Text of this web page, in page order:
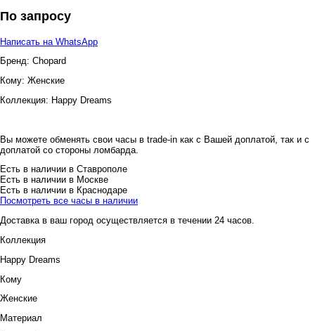
По запросу
Написать на WhatsApp
Бренд: Chopard
Кому: Женские
Коллекция: Happy Dreams
Вы можете обменять свои часы в trade-in как с Вашей доплатой, так и с
доплатой со стороны ломбарда.
Есть в наличии в Ставрополе
Есть в наличии в Москве
Есть в наличии в Краснодаре
Посмотреть все часы в наличии
Доставка в ваш город осуществляется в течении 24 часов.
Коллекция
Happy Dreams
Кому
Женские
Материал